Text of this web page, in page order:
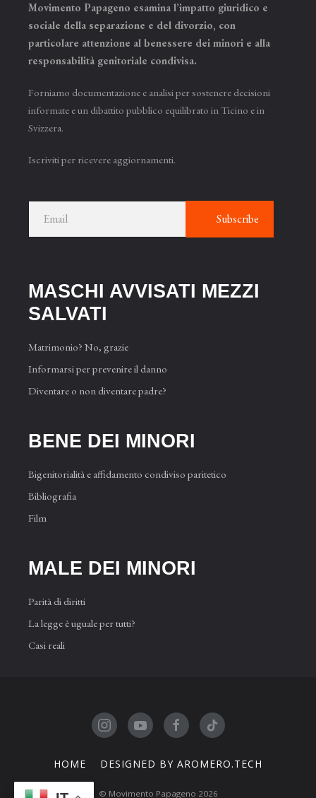
Movimento Papageno esamina l’impatto giuridico e
sociale della separazione e del divorzio, con
particolare attenzione al benessere dei minori e alla
responsabilità genitoriale condivisa.
Forniamo documentazione e analisi per sostenere decisioni
informate e un dibattito pubblico equilibrato in Ticino e in
Svizzera.
Iscriviti per ricevere aggiornamenti.
Subscribe
MASCHI AVVISATI MEZZI
SAL­VATI
Matrimonio? No, grazie
Informarsi per prevenire il danno
Diventare o non diventare padre?
BENE DEI MINORI
Bigenitorialità e affidamento condiviso paritetico
Bibliografia
Film
MALE DEI MINORI
Parità di diritti
La legge è uguale per tutti?
Casi reali
HOME DESIGNED BY AROMERO.TECH
© Movimento Papageno 2026